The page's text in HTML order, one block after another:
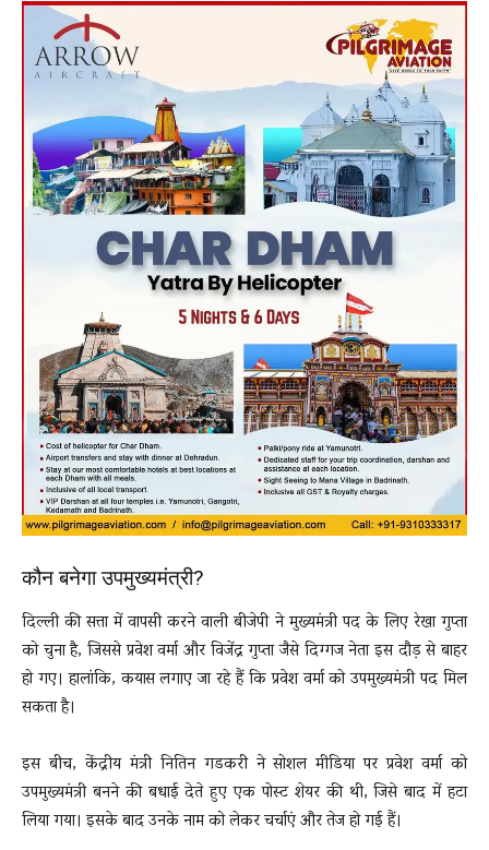
कौन बनेगा उपमुख्यमंत्री?
दिल्ली की सत्ता में वापसी करने वाली बीजेपी ने मुख्यमंत्री पद के लिए रेखा गुप्ता
को चुना है, जिससे प्रवेश वर्मा और विजेंद्र गुप्ता जैसे दिग्गज नेता इस दौड़ से बाहर
हो गए। हालांकि, कयास लगाए जा रहे हैं कि प्रवेश वर्मा को उपमुख्यमंत्री पद मिल
सकता है।
इस बीच, केंद्रीय मंत्री नितिन गडकरी ने सोशल मीडिया पर प्रवेश वर्मा को
उपमुख्यमंत्री बनने की बधाई देते हुए एक पोस्ट शेयर की थी, जिसे बाद में हटा
लिया गया। इसके बाद उनके नाम को लेकर चर्चाएं और तेज हो गई हैं।